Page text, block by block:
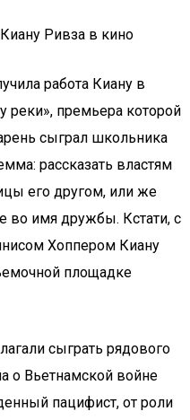
Ривза в кино
работа Киану в
реки», премьера которой
сыграл школьника
рассказать властям
его другом, или же
во имя дружбы. Кстати, с
Хоппером Киану
площадке
сыграть рядового
о Вьетнамской войне
пацифист, от роли